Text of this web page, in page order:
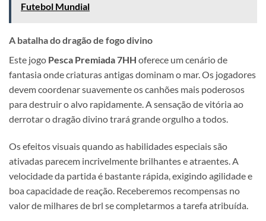
Futebol Mundial
A batalha do dragão de fogo divino
Este jogo Pesca Premiada 7HH oferece um cenário de
fantasia onde criaturas antigas dominam o mar. Os jogadores
devem coordenar suavemente os canhões mais poderosos
para destruir o alvo rapidamente. A sensação de vitória ao
derrotar o dragão divino trará grande orgulho a todos.
Os efeitos visuais quando as habilidades especiais são
ativadas parecem incrivelmente brilhantes e atraentes. A
velocidade da partida é bastante rápida, exigindo agilidade e
boa capacidade de reação. Receberemos recompensas no
valor de milhares de brl se completarmos a tarefa atribuída.